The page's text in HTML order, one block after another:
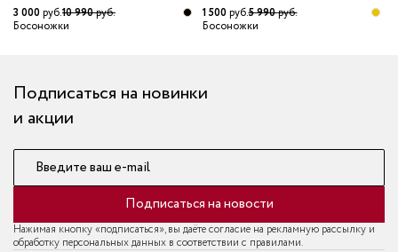
3 000руб.10 990руб.
Босоножки
1 500руб.5 990руб.
Босоножки
Подписаться на новинки
и акции
Введите ваш e-mail
Подписаться на новости
Нажимая кнопку «подписаться», вы даёте согласие на рекламную рассылку и
обработку персональных данных в соответствии с правилами.